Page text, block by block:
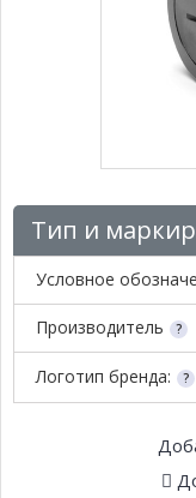
Тип и
Условное
Производитель
Логотип бренда: